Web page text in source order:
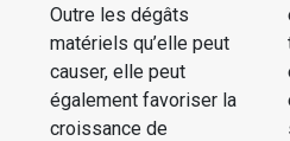
Outre les dégâts
matériels qu’elle peut
causer, elle peut
également favoriser la
croissance de